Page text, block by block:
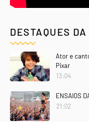
DESTAQUES
Ator e
Pixar
13:04
ENSAIOS
21:02